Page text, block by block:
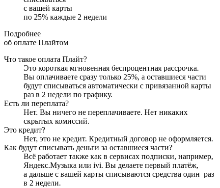
с вашей карты
по 25% каждые 2 недели
Подробнее
об оплате Плайтом
Что такое оплата Плайт?
Это короткая мгновенная беспроцентная рассрочка.
Вы оплачиваете сразу только 25%, а оставшиеся части
будут списываться автоматически с привязанной карты
раз в 2 недели по графику.
Есть ли переплата?
Нет. Вы ничего не переплачиваете. Нет никаких
скрытых комиссий.
Это кредит?
Нет, это не кредит. Кредитный договор не оформляется.
Как будут списывать деньги за оставшиеся части?
Всё работает также как в сервисах подписки, например,
Яндекс.Музыка или ivi. Вы делаете первый платёж,
а дальше с вашей карты списываются средства один раз
в 2 недели.